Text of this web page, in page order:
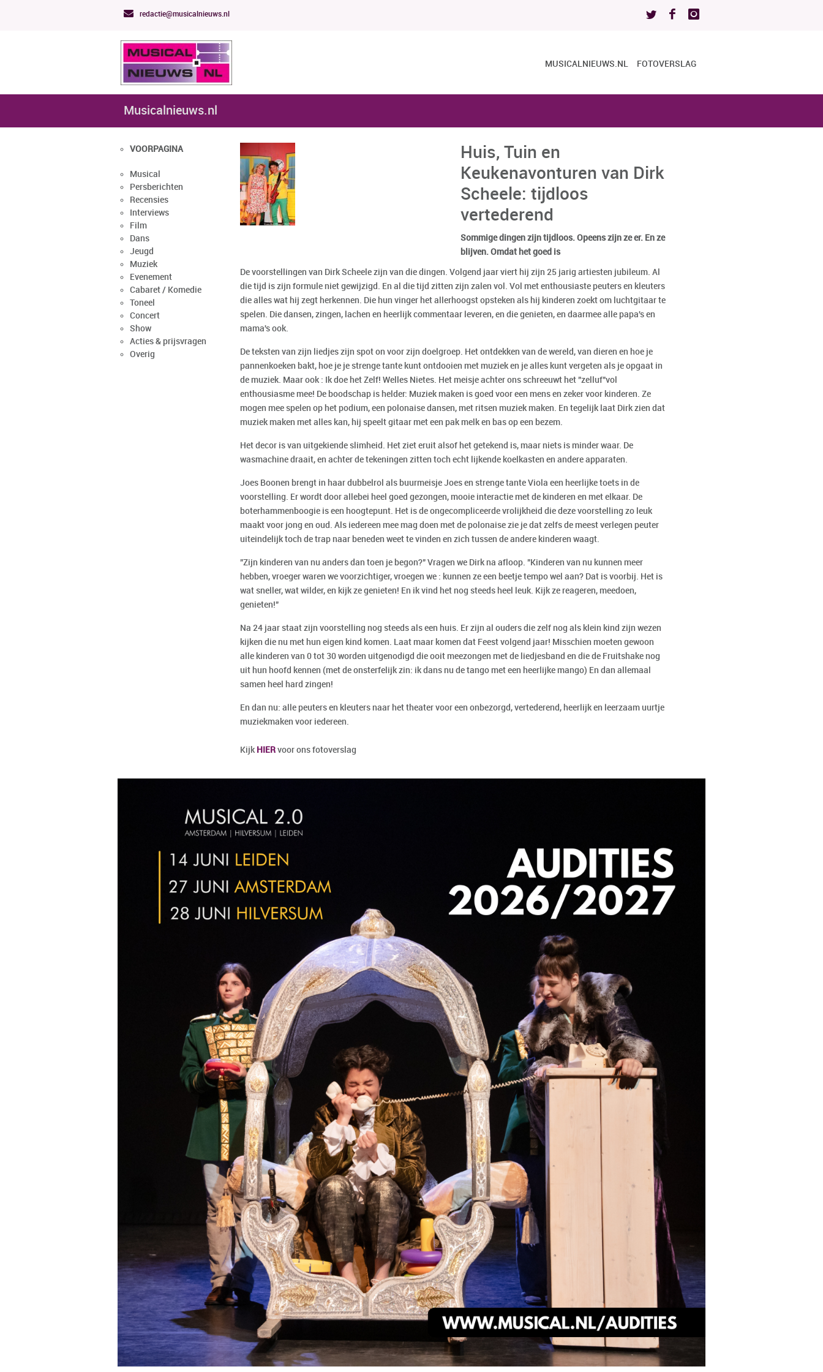
redactie@musicalnieuws.nl
MUSICALNIEUWS.NL FOTOVERSLAG
Musicalnieuws.nl
VOORPAGINA
Musical
Persberichten
Recensies
Interviews
Film
Dans
Jeugd
Muziek
Evenement
Cabaret / Komedie
Toneel
Concert
Show
Acties & prijsvragen
Overig
Huis, Tuin en
Keukenavonturen van Dirk
Scheele: tijdloos
vertederend
Sommige dingen zijn tijdloos. Opeens zijn ze er. En ze
blijven. Omdat het goed is
De voorstellingen van Dirk Scheele zijn van die dingen. Volgend jaar viert hij zijn 25 jarig artiesten jubileum. Al
die tijd is zijn formule niet gewijzigd. En al die tijd zitten zijn zalen vol. Vol met enthousiaste peuters en kleuters
die alles wat hij zegt herkennen. Die hun vinger het allerhoogst opsteken als hij kinderen zoekt om luchtgitaar te
spelen. Die dansen, zingen, lachen en heerlijk commentaar leveren, en die genieten, en daarmee alle papa's en
mama's ook.
De teksten van zijn liedjes zijn spot on voor zijn doelgroep. Het ontdekken van de wereld, van dieren en hoe je
pannenkoeken bakt, hoe je je strenge tante kunt ontdooien met muziek en je alles kunt vergeten als je opgaat in
de muziek. Maar ook : Ik doe het Zelf! Welles Nietes. Het meisje achter ons schreeuwt het "zelluf"vol
enthousiasme mee! De boodschap is helder: Muziek maken is goed voor een mens en zeker voor kinderen. Ze
mogen mee spelen op het podium, een polonaise dansen, met ritsen muziek maken. En tegelijk laat Dirk zien dat
muziek maken met alles kan, hij speelt gitaar met een pak melk en bas op een bezem.
Het decor is van uitgekiende slimheid. Het ziet eruit alsof het getekend is, maar niets is minder waar. De
wasmachine draait, en achter de tekeningen zitten toch echt lijkende koelkasten en andere apparaten.
Joes Boonen brengt in haar dubbelrol als buurmeisje Joes en strenge tante Viola een heerlijke toets in de
voorstelling. Er wordt door allebei heel goed gezongen, mooie interactie met de kinderen en met elkaar. De
boterhammenboogie is een hoogtepunt. Het is de ongecompliceerde vrolijkheid die deze voorstelling zo leuk
maakt voor jong en oud. Als iedereen mee mag doen met de polonaise zie je dat zelfs de meest verlegen peuter
uiteindelijk toch de trap naar beneden weet te vinden en zich tussen de andere kinderen waagt.
"Zijn kinderen van nu anders dan toen je begon?" Vragen we Dirk na afloop. "Kinderen van nu kunnen meer
hebben, vroeger waren we voorzichtiger, vroegen we : kunnen ze een beetje tempo wel aan? Dat is voorbij. Het is
wat sneller, wat wilder, en kijk ze genieten! En ik vind het nog steeds heel leuk. Kijk ze reageren, meedoen,
genieten!"
Na 24 jaar staat zijn voorstelling nog steeds als een huis. Er zijn al ouders die zelf nog als klein kind zijn wezen
kijken die nu met hun eigen kind komen. Laat maar komen dat Feest volgend jaar! Misschien moeten gewoon
alle kinderen van 0 tot 30 worden uitgenodigd die ooit meezongen met de liedjesband en die de Fruitshake nog
uit hun hoofd kennen (met de onsterfelijk zin: ik dans nu de tango met een heerlijke mango) En dan allemaal
samen heel hard zingen!
En dan nu: alle peuters en kleuters naar het theater voor een onbezorgd, vertederend, heerlijk en leerzaam uurtje
muziekmaken voor iedereen.
Kijk HIER voor ons fotoverslag